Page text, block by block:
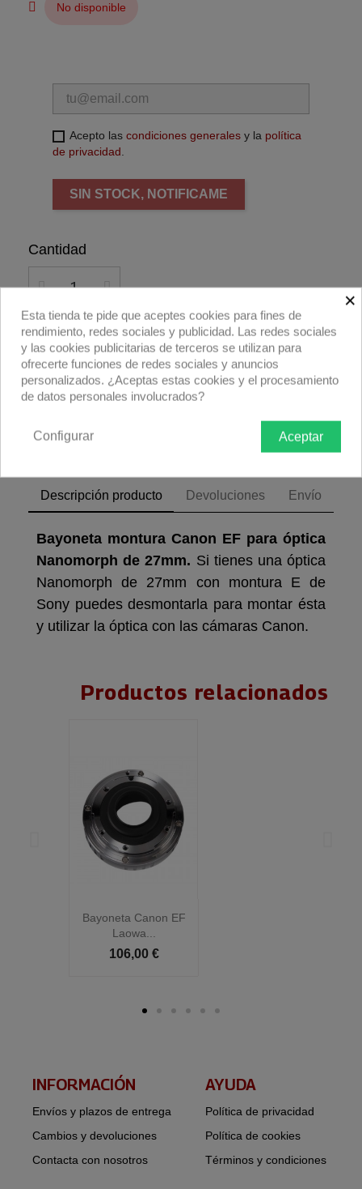
No disponible
Acepto las condiciones generales y la política
de privacidad.
SIN STOCK, NOTIFICAME
Cantidad
Añadir al carrito
Compra ahora
Bayoneta montura Canon EF para la óptica
Descripción producto Devoluciones Envío
Bayoneta montura Canon EF para óptica
Nanomorph de 27mm. Si tienes una óptica
Nanomorph de 27mm con montura E de
Sony puedes desmontarla para montar ésta
y utilizar la óptica con las cámaras Canon.
Productos relacionados
Bayoneta Canon EF
Laowa...
106,00 €
INFORMACIÓN​
Envíos y plazos de entrega
Cambios y devoluciones
Contacta con nosotros
AYUDA
Política de privacidad
Política de cookies
Términos y condiciones
×
Esta tienda te pide que aceptes cookies para fines de
rendimiento, redes sociales y publicidad. Las redes sociales
y las cookies publicitarias de terceros se utilizan para
ofrecerte funciones de redes sociales y anuncios
personalizados. ¿Aceptas estas cookies y el procesamiento
de datos personales involucrados?
Aceptar
Configurar